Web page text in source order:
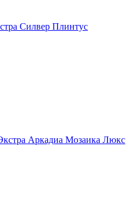
Силвер Плинтус
Аркадиа Мозаика Люкс